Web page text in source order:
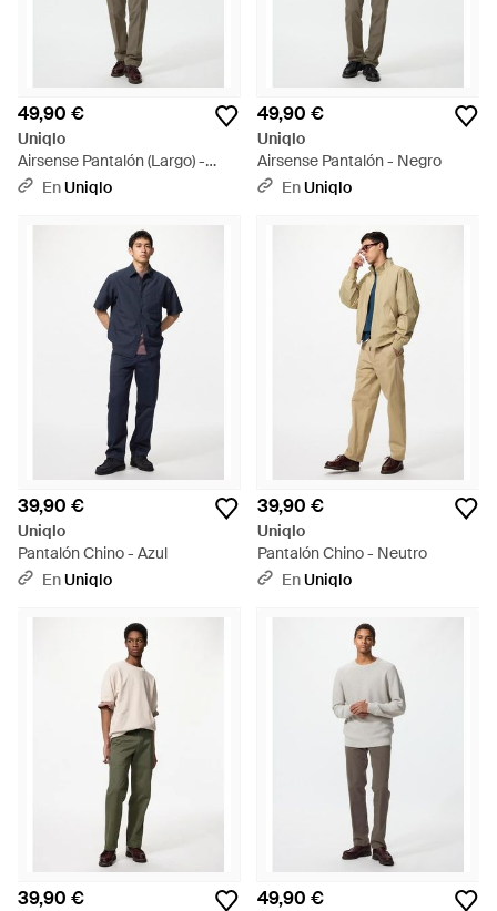
49,90 €
Uniqlo
Airsense Pantalón (Largo) -
Blanco
EnUniqlo
49,90 €
Uniqlo
Airsense Pantalón - Negro
EnUniqlo
39,90 €
Uniqlo
Pantalón Chino - Azul
EnUniqlo
39,90 €
Uniqlo
Pantalón Chino - Neutro
EnUniqlo
39,90 € 49,90 €